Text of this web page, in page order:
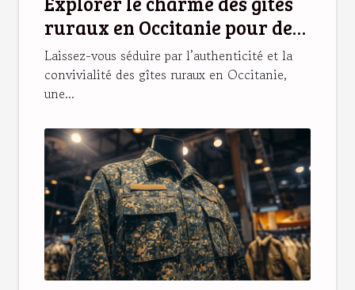
ruraux en Occitanie pour des
vacances idéales
Laissez-vous séduire par l’authenticité et la
convivialité des gîtes ruraux en Occitanie,
une...